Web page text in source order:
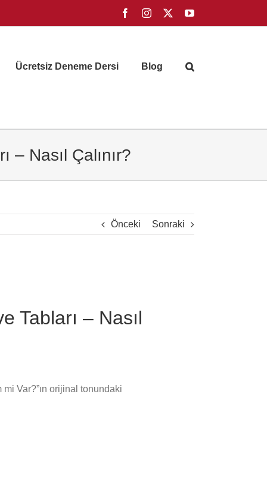
FacebookInstagram YouTube
Ücretsiz Deneme Dersi Blog
– Nasıl Çalınır?
Önceki Sonraki
Tabları – Nasıl
mi Var?”ın orijinal tonundaki